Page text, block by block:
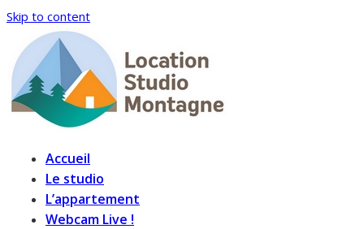
Skip to content
Accueil
Le studio
L’appartement
Webcam Live !